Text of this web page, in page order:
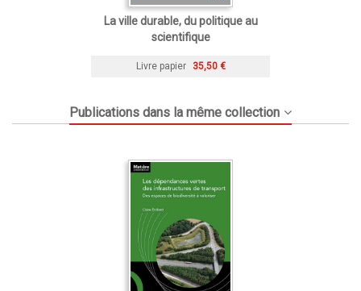
La ville durable, du politique au
scientifique
Livre papier 35,50 €
Publications dans la même collection